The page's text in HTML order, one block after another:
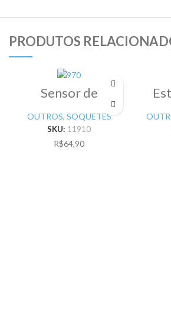
PRODUTOS
Sensor de
Microcontrolado
Soquete E27
Bivolt
OUTROS, SOQUETES
SKU: 11910
R$64,90